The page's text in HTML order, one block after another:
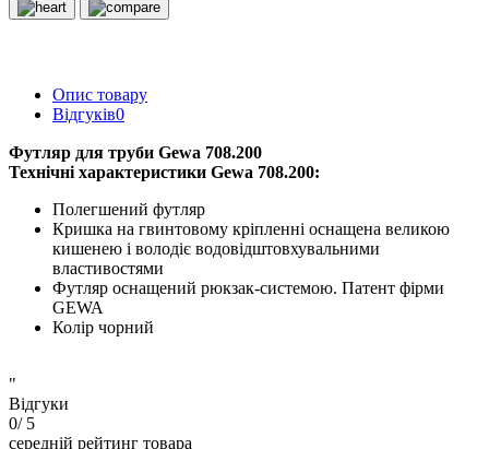
Опис товару
Відгуків0
Футляр для труби Gewa 708.200
Технічні характеристики Gewa 708.200:
Полегшений футляр
Кришка на гвинтовому кріпленні оснащена великою
кишенею і володіє водовідштовхувальними
властивостями
Футляр оснащений рюкзак-системою. Патент фірми
GEWA
Колір чорний
"
Відгуки
0/ 5
середній рейтинг товара